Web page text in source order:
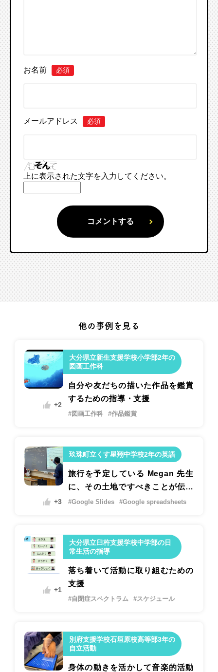
お名前 必須
メールアドレス 必須
上に表示された文字を入力してください。
他の事例を見る
大分県立新生支援学校小学部2年の
図画工作科
+2
自分や友だちの描いた作品を鑑賞
するための指導・支援
#図画工作科 #作品鑑賞
玖珠町立くす星翔中学校2年の英語
+3
旅行を予定している Megan 先生
に、その土地ですべきことが伝わ
るポスターを作ろう。
#Google Slides #Google spreadsheets
大分県立臼杵支援学校中学部の日
常生活の指導
+1
落ち着いて活動に取り組むための
支援
#自閉症スペクトラム #スケジュール
別府支援学校石垣原校高等部3年の
自立活動
身体の動きを活かして音楽的活動